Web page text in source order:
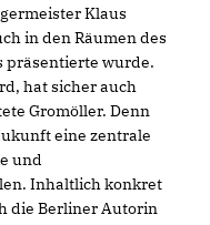
Klaus
in den Räumen des
präsentierte wurde.
hat sicher auch
Gromöller. Denn
eine zentrale
und
Inhaltlich konkret
die Berliner Autorin